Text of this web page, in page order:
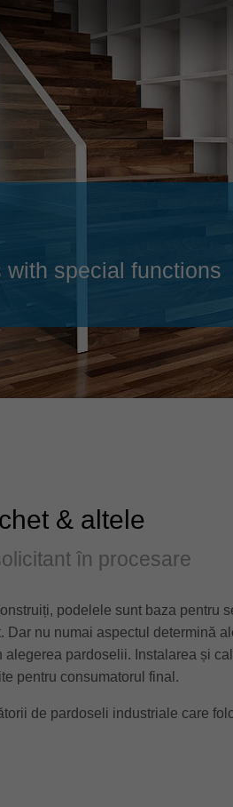
Britain english
italiano
english
(日本) 日本語
with special functions
& altele
în procesare
podelele sunt baza pentru
Dar nu numai aspectul determină
alegerea pardoselii. Instalarea și
pentru consumatorul final.
de pardoseli industriale care